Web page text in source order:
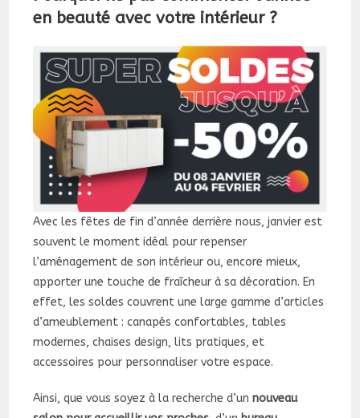
en beauté avec votre intérieur ?
Avec les fêtes de fin d’année derrière nous, janvier est
souvent le moment idéal pour repenser
l’aménagement de son intérieur ou, encore mieux,
apporter une touche de fraîcheur à sa décoration. En
effet, les soldes couvrent une large gamme d’articles
d’ameublement : canapés confortables, tables
modernes, chaises design, lits pratiques, et
accessoires pour personnaliser votre espace.
Ainsi, que vous soyez à la recherche d’unnouveau